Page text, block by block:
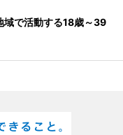
で活動する18歳～39